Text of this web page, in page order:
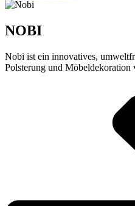
NOBI
Nobi ist ein innovatives,
Polsterung und Möbeldekoration